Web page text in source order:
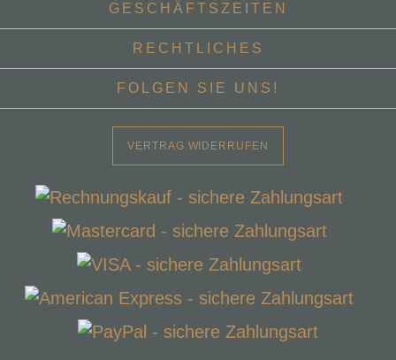
GESCHÄFTSZEITEN
RECHTLICHES
FOLGEN SIE UNS!
VERTRAG WIDERRUFEN